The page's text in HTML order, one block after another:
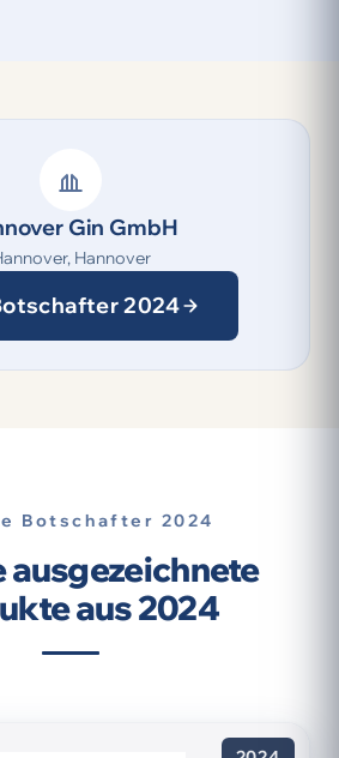
Gin GmbH
Hannover
2024
Botschafter 2024
ausgezeichnete
aus 2024